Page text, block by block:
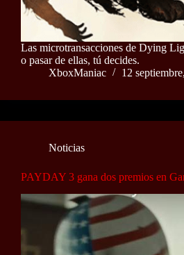
Las microtransacciones de Dying
o pasar de ellas, tú decides.
XboxManiac
12
Noticias
PAYDAY 3 gana dos premios en